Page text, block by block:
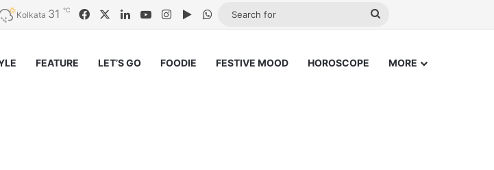
Kolkata 31 ℃ FacebookLinkedInYouTubeInstagram
Google Play
WhatsApp
FEATURE LET’S GO FOODIE FESTIVE MOOD HOROSCOPE MORE